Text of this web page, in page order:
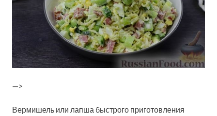
—>
Вермишель или лапша быстрого приготовления